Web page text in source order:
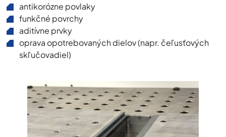
antikorózne povlaky
funkčné povrchy
aditívne prvky
oprava opotrebovaných dielov (napr. čeľusťových
skľučovadiel)